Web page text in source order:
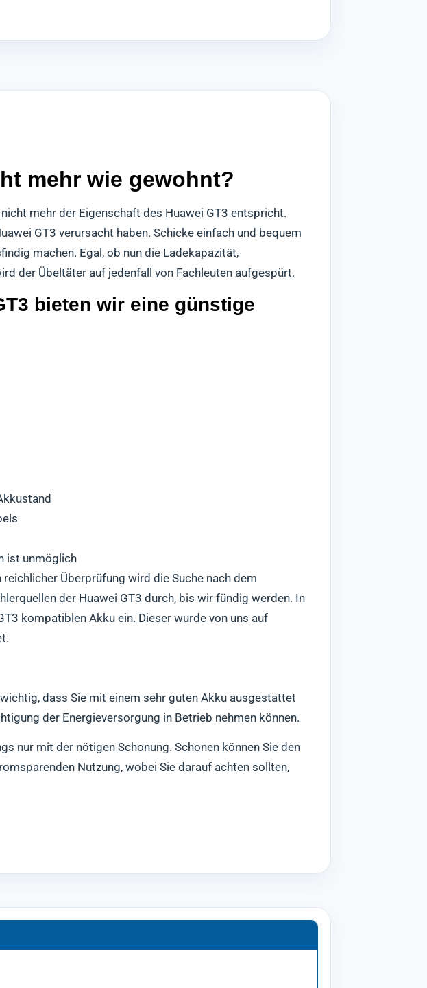
mehr wie gewohnt?
mehr der Eigenschaft des Huawei GT3 entspricht.
GT3 verursacht haben. Schicke einfach und bequem
machen. Egal, ob nun die Ladekapazität,
der Übeltäter auf jedenfall von Fachleuten aufgespürt.
bieten wir eine günstige
ist unmöglich
Überprüfung wird die Suche nach dem
der Huawei GT3 durch, bis wir fündig werden. In
kompatiblen Akku ein. Dieser wurde von uns auf
dass Sie mit einem sehr guten Akku ausgestattet
der Energieversorgung in Betrieb nehmen können.
nur mit der nötigen Schonung. Schonen können Sie den
Nutzung, wobei Sie darauf achten sollten,